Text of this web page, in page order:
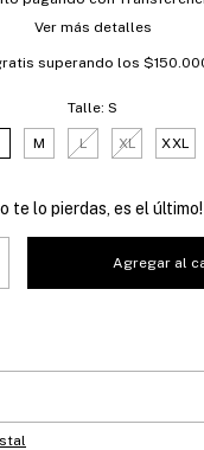
Ver más detalles
superando los
Talle: S
M L XL XXL
te lo pierdas, es el último!